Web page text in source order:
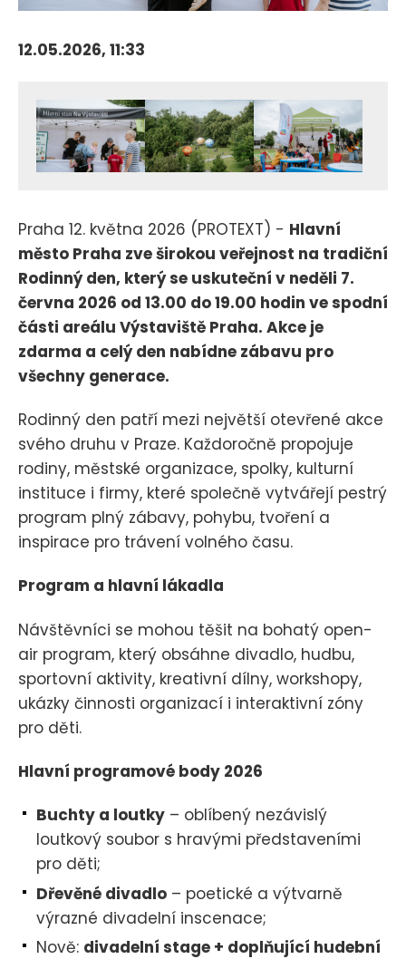
12.05.2026, 11:33
Praha 12. května 2026 (PROTEXT) - Hlavní
město Praha zve širokou veřejnost na tradiční
Rodinný den, který se uskuteční v neděli 7.
června 2026 od 13.00 do 19.00 hodin ve spodní
části areálu Výstaviště Praha. Akce je
zdarma a celý den nabídne zábavu pro
všechny generace.
Rodinný den patří mezi největší otevřené akce
svého druhu v Praze. Každoročně propojuje
rodiny, městské organizace, spolky, kulturní
instituce i firmy, které společně vytvářejí pestrý
program plný zábavy, pohybu, tvoření a
inspirace pro trávení volného času.
Program a hlavní lákadla
Návštěvníci se mohou těšit na bohatý open-
air program, který obsáhne divadlo, hudbu,
sportovní aktivity, kreativní dílny, workshopy,
ukázky činnosti organizací i interaktivní zóny
pro děti.
Hlavní programové body 2026
Buchty a loutky – oblíbený nezávislý
loutkový soubor s hravými představeními
pro děti;
Dřevěné divadlo – poetické a výtvarně
výrazné divadelní inscenace;
Nově: divadelní stage + doplňující hudební